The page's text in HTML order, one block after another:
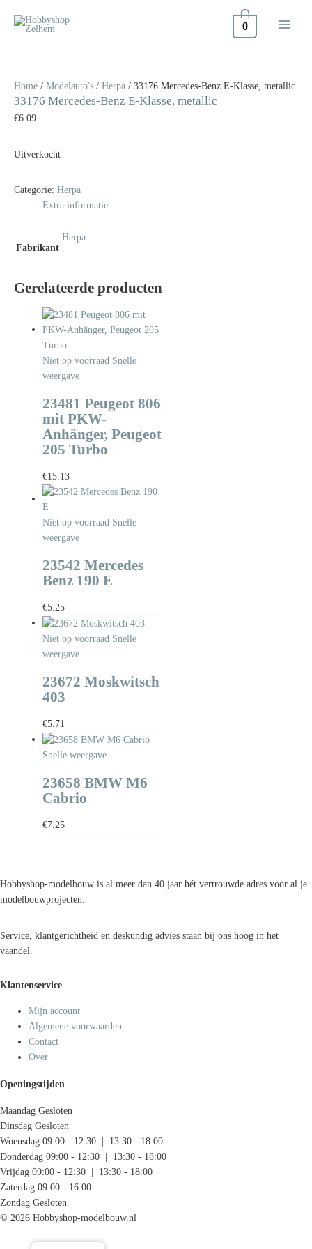
naar
0
Home / Modelauto's / Herpa / 33176 Mercedes-Benz E-Klasse, metallic
33176 Mercedes-Benz E-Klasse, metallic
€6.09
Uitverkocht
Categorie: Herpa
Extra informatie
Fabrikant
Herpa
Gerelateerde producten
Niet op voorraad Snelle
weergave
23481 Peugeot 806
mit PKW-
Anhänger, Peugeot
205 Turbo
€15.13
Niet op voorraad Snelle
weergave
23542 Mercedes
Benz 190 E
€5.25
Niet op voorraad Snelle
weergave
23672 Moskwitsch
403
€5.71
Snelle weergave
23658 BMW M6
Cabrio
€7.25
Hobbyshop-modelbouw is al meer dan 40 jaar hét vertrouwde adres voor al je
modelbouwprojecten.
Service, klantgerichtheid en deskundig advies staan bij ons hoog in het
vaandel.
Klantenservice
Mijn account
Algemene voorwaarden
Contact
Over
Openingstijden
Maandag Gesloten
Dinsdag Gesloten
Woensdag 09:00 - 12:30 | 13:30 - 18:00
Donderdag 09:00 - 12:30 | 13:30 - 18:00
Vrijdag 09:00 - 12:30 | 13:30 - 18:00
Zaterdag 09:00 - 16:00
Zondag Gesloten
© 2026 Hobbyshop-modelbouw.nl